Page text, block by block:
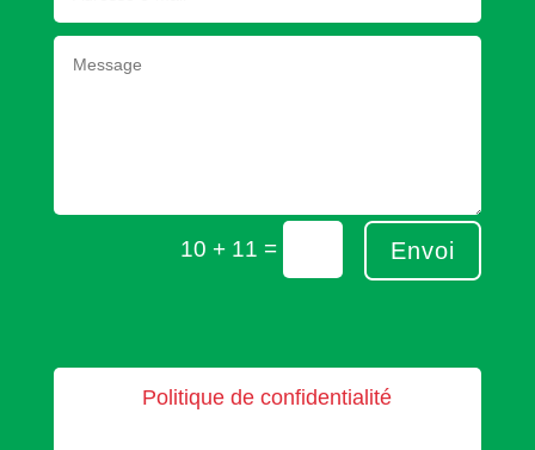
10 + 11 = Envoi
Politique de confidentialité